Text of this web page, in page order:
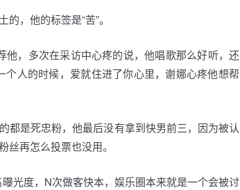
，他的标签是“苦”。
，多次在采访中心疼的说，他唱歌那么好听，还
人的时候，爱就住进了你心里，谢娜心疼他想帮
都是死忠粉，他最后没有拿到快男前三，因为被认
丝再怎么投票也没用。
光度，N次做客快本，娱乐圈本来就是一个会被讨